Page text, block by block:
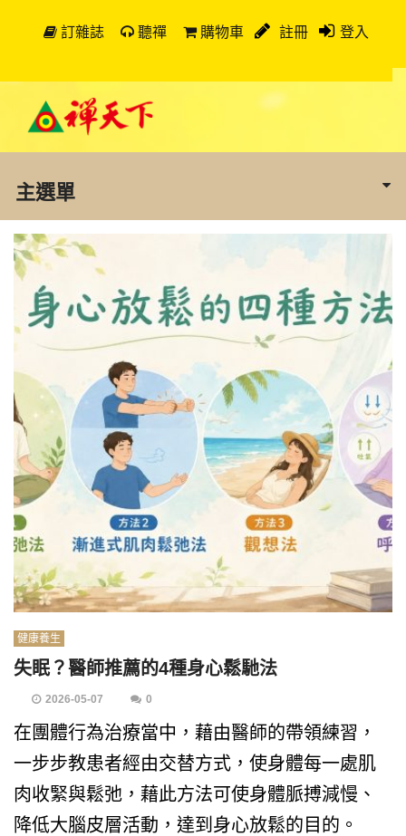
訂雜誌 聽禪 購物車 註冊 登入
主選單
健康養生
失眠？醫師推薦的4種身心鬆馳法
2026-05-07 0
在團體行為治療當中，藉由醫師的帶領練習，
一步步教患者經由交替方式，使身體每一處肌
肉收緊與鬆弛，藉此方法可使身體脈搏減慢、
降低大腦皮層活動，達到身心放鬆的目的。